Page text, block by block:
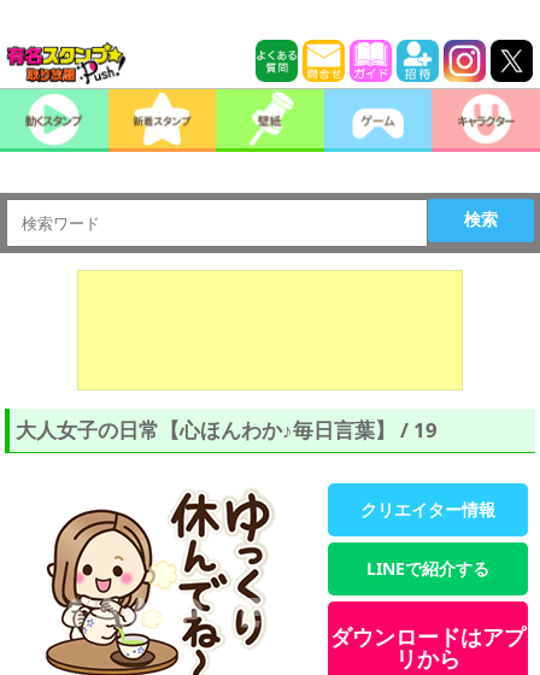
検索
大人女子の日常【心ほんわか♪毎日言葉】 / 19
クリエイター情報
LINEで紹介する
ダウンロードはアプ
リから